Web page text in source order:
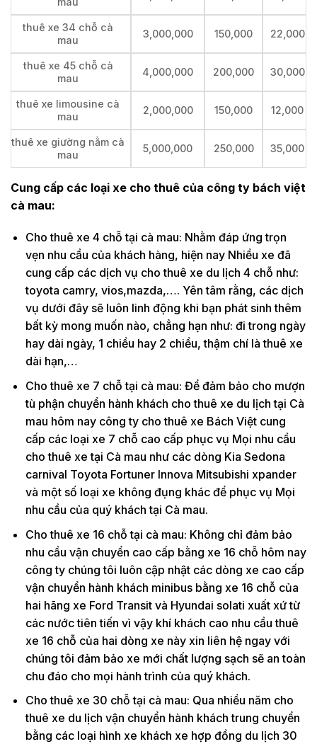
thuê xe 34 chỗ cà
mau
3,000,000 150,000 22,000
thuê xe 45 chỗ cà
mau
4,000,000 200,000 30,000
thuê xe limousine cà
mau
2,000,000 150,000 12,000
thuê xe giường nằm cà
mau
5,000,000 250,000 35,000
Cung cấp các loại xe cho thuê của công ty bách việt
cà mau:
Cho thuê xe 4 chỗ tại cà mau: Nhằm đáp ứng trọn
vẹn nhu cầu của khách hàng, hiện nay Nhiều xe đã
cung cấp các dịch vụ cho thuê xe du lịch 4 chỗ như:
toyota camry, vios,mazda,…. Yên tâm rằng, các dịch
vụ dưới đây sẽ luôn linh động khi bạn phát sinh thêm
bất kỳ mong muốn nào, chẳng hạn như: đi trong ngày
hay dài ngày, 1 chiều hay 2 chiều, thậm chí là thuê xe
dài hạn,…
Cho thuê xe 7 chỗ tại cà mau: Để đảm bảo cho mượn
tù phận chuyển hành khách cho thuê xe du lịch tại Cà
mau hôm nay công ty cho thuê xe Bách Việt cung
cấp các loại xe 7 chỗ cao cấp phục vụ Mọi nhu cầu
cho thuê xe tại Cà mau như các dòng Kia Sedona
carnival Toyota Fortuner Innova Mitsubishi xpander
và một số loại xe không đụng khác để phục vụ Mọi
nhu cầu của quý khách tại Cà mau.
Cho thuê xe 16 chỗ tại cà mau: Không chỉ đảm bảo
nhu cầu vận chuyển cao cấp bằng xe 16 chỗ hôm nay
công ty chúng tôi luôn cập nhật các dòng xe cao cấp
vận chuyển hành khách minibus bằng xe 16 chỗ của
hai hãng xe Ford Transit và Hyundai solati xuất xứ từ
các nước tiên tiến vì vậy khí khách cao nhu cầu thuê
xe 16 chỗ của hai dòng xe này xin liên hệ ngay với
chúng tôi đảm bảo xe mới chất lượng sạch sẽ an toàn
chu đáo cho mọi hành trình của quý khách.
Cho thuê xe 30 chỗ tại cà mau: Qua nhiều năm cho
thuê xe du lịch vận chuyển hành khách trung chuyển
bằng các loại hình xe khách xe hợp đồng du lịch 30